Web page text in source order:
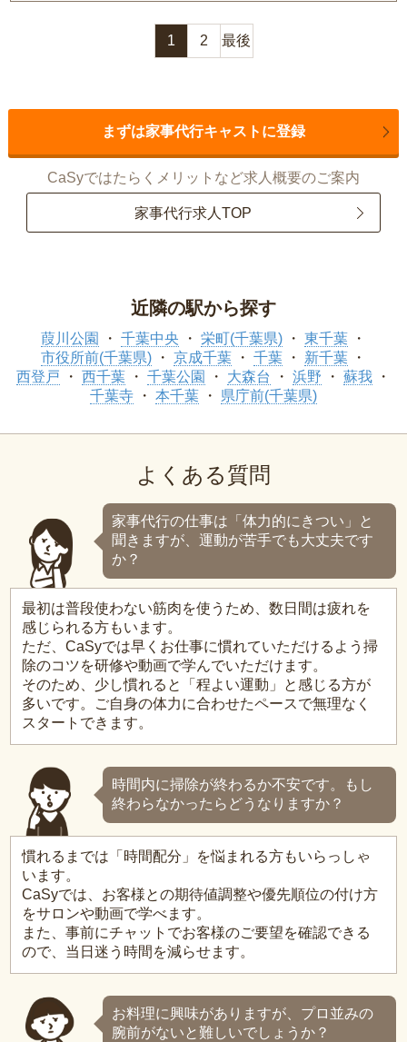
1 2 最後
まずは家事代行キャストに登録
CaSyではたらくメリットなど求人概要のご案内
家事代行求人TOP
近隣の駅から探す
葭川公園 千葉中央 栄町(千葉県)
東千葉
市役所前(千葉県)
京成千葉 千葉
新千葉
西登戸
西千葉 千葉公園 大森台 浜野
蘇我
千葉寺
本千葉 県庁前(千葉県)
よくある質問
家事代行の仕事は「体力的にきつい」と
聞きますが、運動が苦手でも大丈夫です
か？
最初は普段使わない筋肉を使うため、数日間は疲れを
感じられる方もいます。
ただ、CaSyでは早くお仕事に慣れていただけるよう掃
除のコツを研修や動画で学んでいただけます。
そのため、少し慣れると「程よい運動」と感じる方が
多いです。ご自身の体力に合わせたペースで無理なく
スタートできます。
時間内に掃除が終わるか不安です。もし
終わらなかったらどうなりますか？
慣れるまでは「時間配分」を悩まれる方もいらっしゃ
います。
CaSyでは、お客様との期待値調整や優先順位の付け方
をサロンや動画で学べます。
また、事前にチャットでお客様のご要望を確認できる
ので、当日迷う時間を減らせます。
お料理に興味がありますが、プロ並みの
腕前がないと難しいでしょうか？